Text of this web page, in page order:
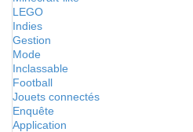
LEGO
Indies
Gestion
Mode
Inclassable
Football
Jouets connectés
Enquête
Application